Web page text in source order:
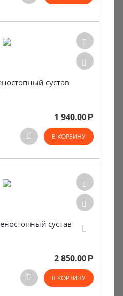
сустав
1 940.00 Р
В КОРЗИНУ
сустав
2 850.00 Р
В КОРЗИНУ